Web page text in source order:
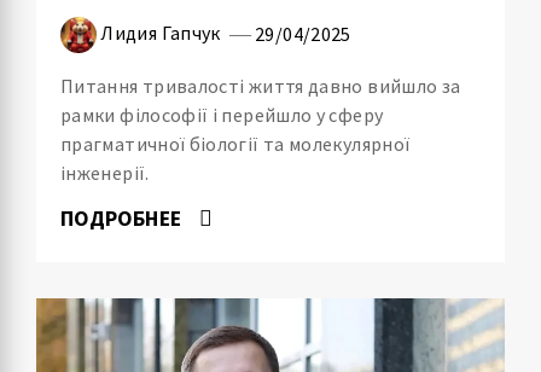
Лидия Гапчук 29/04/2025
Питання тривалості життя давно вийшло за
рамки філософії і перейшло у сферу
прагматичної біології та молекулярної
інженерії.
ПОДРОБНЕЕ